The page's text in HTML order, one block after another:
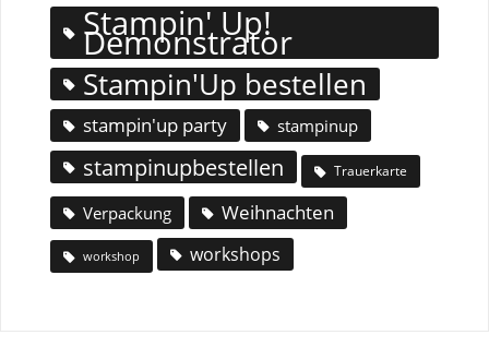
Stampin' Up!
Demonstrator
Stampin'Up bestellen
stampin'up party stampinup
stampinupbestellen Trauerkarte
Verpackung Weihnachten
workshop workshops